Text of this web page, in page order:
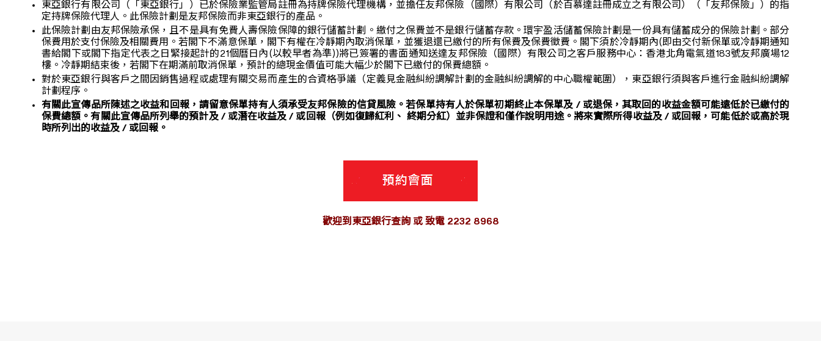
東亞銀行有限公司（「東亞銀行」）已於保險業監管局註冊為持牌保險代理機構，並擔任友邦保險（國際）有限公司（於百慕達註冊成立之有限公司）（「友邦保險」）的指
定持牌保險代理人。此保險計劃是友邦保險而非東亞銀行的產品。
此保險計劃由友邦保險承保，且不是具有免費人壽保險保障的銀行儲蓄計劃。繳付之保費並不是銀行儲蓄存款。環宇盈活儲蓄保險計劃是一份具有儲蓄成分的保險計劃。部分
保費用於支付保險及相關費用。若閣下不滿意保單，閣下有權在冷靜期內取消保單，並獲退還已繳付的所有保費及保費徵費。閣下須於冷靜期內(即由交付新保單或冷靜期通知
書給閣下或閣下指定代表之日緊接起計的21個曆日內(以較早者為準))將已簽署的書面通知送達友邦保險（國際）有限公司之客戶服務中心：香港北角電氣道183號友邦廣場12
樓。冷靜期結束後，若閣下在期滿前取消保單，預計的總現金價值可能大幅少於閣下已繳付的保費總額。
對於東亞銀行與客戶之間因銷售過程或處理有關交易而產生的合資格爭議（定義見金融糾紛調解計劃的金融糾紛調解的中心職權範圍），東亞銀行須與客戶進行金融糾紛調解
計劃程序。
有關此宣傳品所陳述之收益和回報，請留意保單持有人須承受友邦保險的信貸風險。若保單持有人於保單初期終止本保單及 / 或退保，其取回的收益金額可能遠低於已繳付的
保費總額。有關此宣傳品所列舉的預計及 / 或潛在收益及 / 或回報（例如復歸紅利、 終期分紅）並非保證和僅作說明用途。將來實際所得收益及 / 或回報，可能低於或高於現
時所列出的收益及 / 或回報。
歡迎到東亞銀行查詢 或 致電 2232 8968